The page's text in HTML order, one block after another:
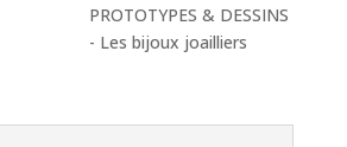
PROTOTYPES & DESSINS
- Les bijoux joailliers